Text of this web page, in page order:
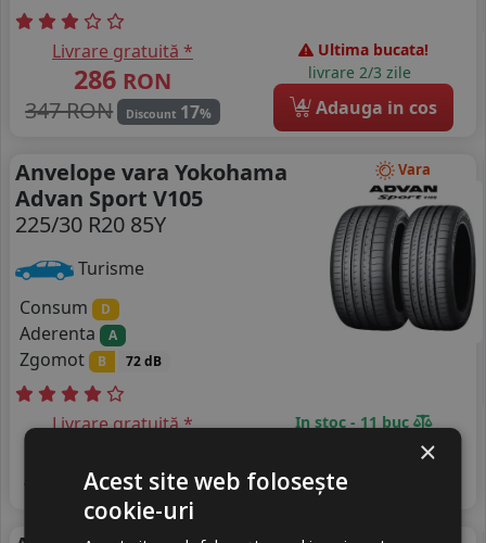
Livrare gratuită *
286 RON
347 RON
Discount 17%
Ultima bucata!
livrare 2/3 zile
4 Adauga in cos
Vara
Anvelope vara Yokohama
Advan Sport V105
225/30 R20 85Y
Turisme
Consum
D
Aderenta A
Zgomot B 72 dB
Livrare gratuită *
1121 RON
Discount 9%
In stoc - 11 buc
4 Adauga in cos
×
Acest site web folosește
cookie-uri